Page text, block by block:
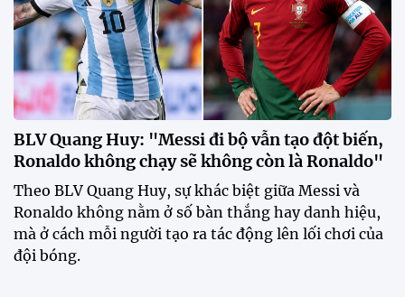
BLV Quang Huy: "Messi đi bộ vẫn tạo đột biến,
Ronaldo không chạy sẽ không còn là Ronaldo"
Theo BLV Quang Huy, sự khác biệt giữa Messi và
Ronaldo không nằm ở số bàn thắng hay danh hiệu,
mà ở cách mỗi người tạo ra tác động lên lối chơi của
đội bóng.